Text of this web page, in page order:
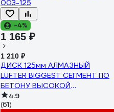
-4%
1 165 ₽
1 210 ₽
ДИСК 125мм АЛМАЗНЫЙ
LUFTER BIGGEST СЕГМЕНТ ПО
БЕТОНУ ВЫСОКОЙ
ПРОЧНОСТИ, АРМОБЕТОНУ
003-125
4.9
(61)